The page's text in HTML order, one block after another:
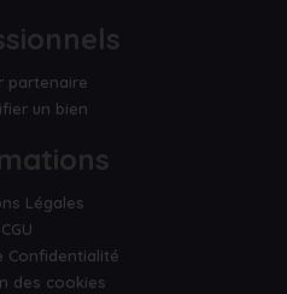
partenaire
un bien
Légales
CGU
Confidentialité
des cookies